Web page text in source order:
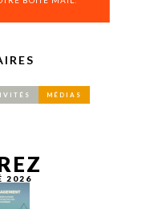
MÉDIAS
2026